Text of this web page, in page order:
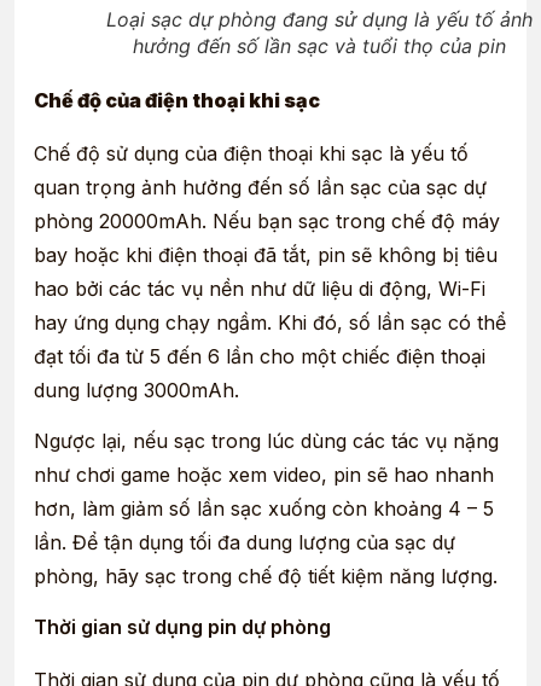
Loại sạc dự phòng đang sử dụng là yếu tố ảnh
hưởng đến số lần sạc và tuổi thọ của pin
Chế độ của điện thoại khi sạc
Chế độ sử dụng của điện thoại khi sạc là yếu tố
quan trọng ảnh hưởng đến số lần sạc của sạc dự
phòng 20000mAh. Nếu bạn sạc trong chế độ máy
bay hoặc khi điện thoại đã tắt, pin sẽ không bị tiêu
hao bởi các tác vụ nền như dữ liệu di động, Wi-Fi
hay ứng dụng chạy ngầm. Khi đó, số lần sạc có thể
đạt tối đa từ 5 đến 6 lần cho một chiếc điện thoại
dung lượng 3000mAh.
Ngược lại, nếu sạc trong lúc dùng các tác vụ nặng
như chơi game hoặc xem video, pin sẽ hao nhanh
hơn, làm giảm số lần sạc xuống còn khoảng 4 – 5
lần. Để tận dụng tối đa dung lượng của sạc dự
phòng, hãy sạc trong chế độ tiết kiệm năng lượng.
Thời gian sử dụng pin dự phòng
Thời gian sử dụng của pin dự phòng cũng là yếu tố